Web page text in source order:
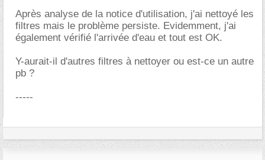
Après analyse de la notice d'utilisation, j'ai nettoyé les
filtres mais le problème persiste. Evidemment, j'ai
également vérifié l'arrivée d'eau et tout est OK.
Y-aurait-il d'autres filtres à nettoyer ou est-ce un autre
pb ?
-----